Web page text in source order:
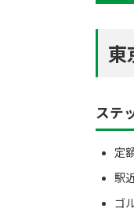
東
ステ
定
駅
ゴ